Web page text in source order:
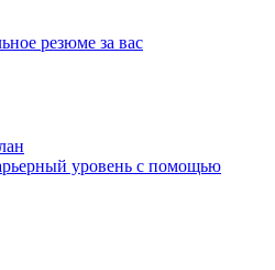
резюме за вас
уровень с помощью